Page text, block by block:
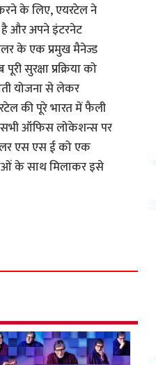
के लिए, एयरटेल ने
है और अपने इंटरनेट
के एक प्रमुख मैनेज्ड
सुरक्षा प्रक्रिया को
योजना से लेकर
की पूरे भारत में फैली
ऑफिस लोकेशन्स पर
एस एस ई को एक
के साथ मिलाकर इसे